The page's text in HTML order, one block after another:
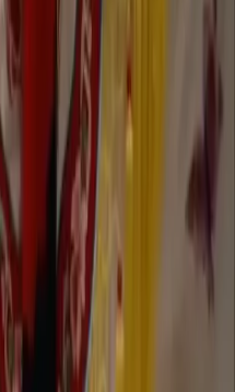
los derechos reservados.